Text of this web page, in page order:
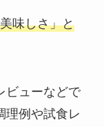
味しさ」と
ビューなどで
理例や試食レ